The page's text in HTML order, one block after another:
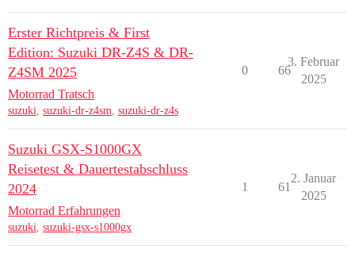
Erster Richtpreis & First
Edition: Suzuki DR-Z4S & DR-
Z4SM 2025
Motorrad Tratsch
suzuki, suzuki-dr-z4sm, suzuki-dr-z4s
0 66
3. Februar
2025
Suzuki GSX-S1000GX
Reisetest & Dauertestabschluss
2024
Motorrad Erfahrungen
suzuki, suzuki-gsx-s1000gx
1 61
2. Januar
2025